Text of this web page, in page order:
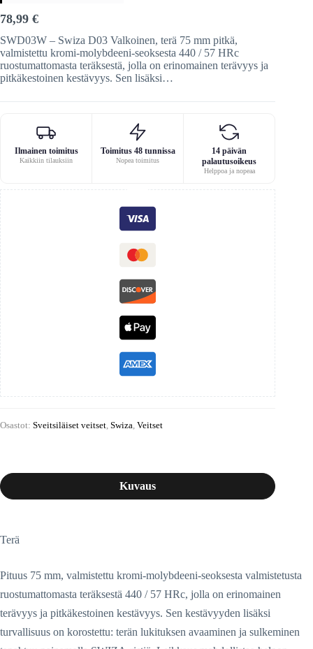
78,99 €
SWD03W – Swiza D03 Valkoinen, terä 75 mm pitkä,
valmistettu kromi-molybdeeni-seoksesta 440 / 57 HRc
ruostumattomasta teräksestä, jolla on erinomainen terävyys ja
pitkäkestoinen kestävyys. Sen lisäksi…
Ilmainen toimitus
Kaikkiin tilauksiin
Toimitus 48 tunnissa
Nopea toimitus
14 päivän
palautusoikeus
Helppoa ja nopeaa
Osastot: Sveitsiläiset veitset Swiza Veitset
Kuvaus
Terä
Pituus 75 mm, valmistettu kromi-molybdeeni-seoksesta valmistetusta
ruostumattomasta teräksestä 440 / 57 HRc, jolla on erinomainen
terävyys ja pitkäkestoinen kestävyys. Sen kestävyyden lisäksi
turvallisuus on korostettu: terän lukituksen avaaminen ja sulkeminen